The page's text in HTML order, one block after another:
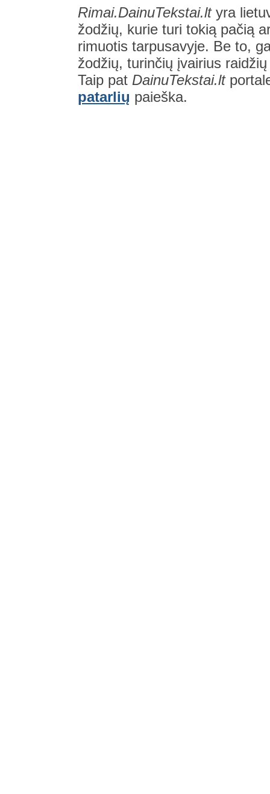
Rimai.DainuTekstai.ltyra
žodžių, kurie turi tokią pačią
rimuotis tarpusavyje. Be to,
žodžių, turinčių įvairius
Taip pat DainuTekstai.lt
patarlių paieška.